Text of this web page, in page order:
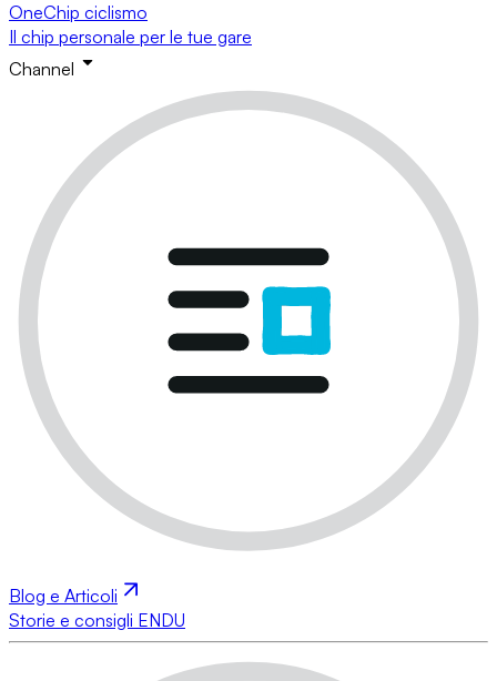
OneChip ciclismo
Il chip personale per le tue gare
Channel
Blog e Articoli
Storie e consigli ENDU